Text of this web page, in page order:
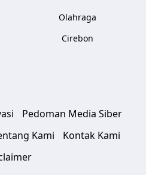
Olahraga
Cirebon
Pedoman Media Siber
Kami
Kontak Kami